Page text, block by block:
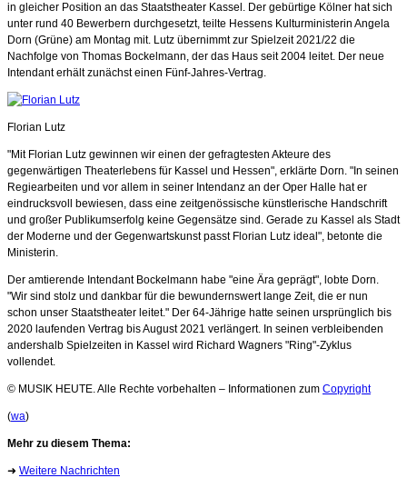
in gleicher Position an das Staatstheater Kassel. Der gebürtige Kölner hat sich
unter rund 40 Bewerbern durchgesetzt, teilte Hessens Kulturministerin Angela
Dorn (Grüne) am Montag mit. Lutz übernimmt zur Spielzeit 2021/22 die
Nachfolge von Thomas Bockelmann, der das Haus seit 2004 leitet. Der neue
Intendant erhält zunächst einen Fünf-Jahres-Vertrag.
Florian Lutz
"Mit Florian Lutz gewinnen wir einen der gefragtesten Akteure des
gegenwärtigen Theaterlebens für Kassel und Hessen", erklärte Dorn. "In seinen
Regiearbeiten und vor allem in seiner Intendanz an der Oper Halle hat er
eindrucksvoll bewiesen, dass eine zeitgenössische künstlerische Handschrift
und großer Publikumserfolg keine Gegensätze sind. Gerade zu Kassel als Stadt
der Moderne und der Gegenwartskunst passt Florian Lutz ideal", betonte die
Ministerin.
Der amtierende Intendant Bockelmann habe "eine Ära geprägt", lobte Dorn.
"Wir sind stolz und dankbar für die bewundernswert lange Zeit, die er nun
schon unser Staatstheater leitet." Der 64-Jährige hatte seinen ursprünglich bis
2020 laufenden Vertrag bis August 2021 verlängert. In seinen verbleibenden
andershalb Spielzeiten in Kassel wird Richard Wagners "Ring"-Zyklus
vollendet.
© MUSIK HEUTE. Alle Rechte vorbehalten – Informationen zum Copyright
(wa)
Mehr zu diesem Thema:
➜ Weitere Nachrichten